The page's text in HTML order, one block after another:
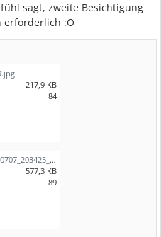
sagt, zweite Besichtigung
erforderlich :O
217,9 KB
84
Screenshot_20260707_203425_Samsung Notes.jpg
577,3 KB
89